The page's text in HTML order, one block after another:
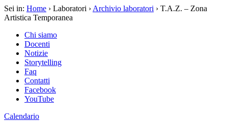
Sei in: Home › Laboratori › Archivio laboratori › T.A.Z. – Zona
Artistica Temporanea
Chi siamo
Docenti
Notizie
Storytelling
Faq
Contatti
Facebook
YouTube
Calendario